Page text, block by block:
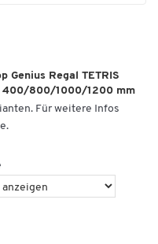
Genius Regal TETRIS
400/800/1000/1200 mm
Für weitere Infos